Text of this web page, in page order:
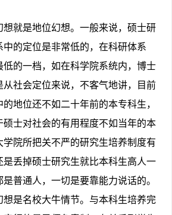
想就是地位幻想。一般来说，硕士研
中的定位是非常低的，在科研体系
低的一档，如在科学院系统内，博士
从社会定位来说，不客气地讲，目前
地位还不如二十年前的本专科生，
硕士对社会的有用程度不如当年的本
院所把关不严的研究生培养制度有
是丢掉硕士研究生就比本科生高人一
普通人，一切是要靠能力说话的。
想是名校大牛情节。与本科生培养完